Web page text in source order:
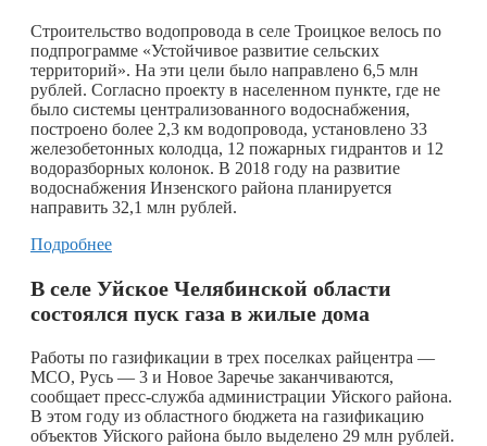
Строительство водопровода в селе Троицкое велось по
подпрограмме «Устойчивое развитие сельских
территорий». На эти цели было направлено 6,5 млн
рублей. Согласно проекту в населенном пункте, где не
было системы централизованного водоснабжения,
построено более 2,3 км водопровода, установлено 33
железобетонных колодца, 12 пожарных гидрантов и 12
водоразборных колонок. В 2018 году на развитие
водоснабжения Инзенского района планируется
направить 32,1 млн рублей.
Подробнее
В селе Уйское Челябинской области
состоялся пуск газа в жилые дома
Работы по газификации в трех поселках райцентра —
МСО, Русь — 3 и Новое Заречье заканчиваются,
сообщает пресс-служба администрации Уйского района.
В этом году из областного бюджета на газификацию
объектов Уйского района было выделено 29 млн рублей.